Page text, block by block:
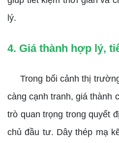
lý.
4. Giá thành hợp lý,
Trong bối cảnh thị
càng cạnh tranh, giá thành
trò quan trọng trong quyết
chủ đầu tư. Dây thép mạ